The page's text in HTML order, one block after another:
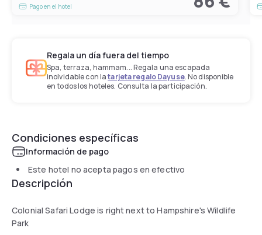
Pago en el hotel
Regala un día fuera del tiempo
Spa, terraza, hammam... Regala una escapada
inolvidable con latarjeta regalo Dayuse. No disponible
en todos los hoteles. Consulta la participación.
Condiciones específicas
Información de pago
Este hotel no acepta pagos en efectivo
Descripción
Colonial Safari Lodge is right next to Hampshire's Wildlife
Park